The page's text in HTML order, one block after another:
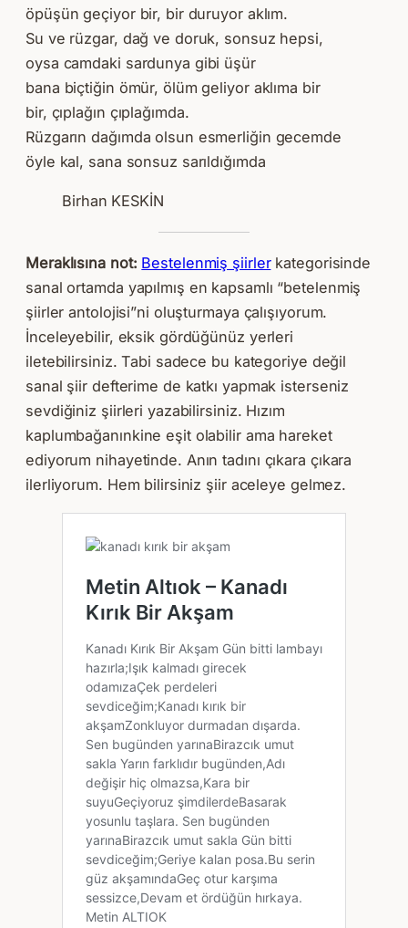
öpüşün geçiyor bir, bir duruyor aklım.
Su ve rüzgar, dağ ve doruk, sonsuz hepsi,
oysa camdaki sardunya gibi üşür
bana biçtiğin ömür, ölüm geliyor aklıma bir
bir, çıplağın çıplağımda.
Rüzgarın dağımda olsun esmerliğin gecemde
öyle kal, sana sonsuz sarıldığımda
Birhan KESKİN
Meraklısına not: Bestelenmiş şiirlerkategorisinde
sanal ortamda yapılmış en kapsamlı “betelenmiş
şiirler antolojisi”ni oluşturmaya çalışıyorum.
İnceleyebilir, eksik gördüğünüz yerleri
iletebilirsiniz. Tabi sadece bu kategoriye değil
sanal şiir defterime de katkı yapmak isterseniz
sevdiğiniz şiirleri yazabilirsiniz. Hızım
kaplumbağanınkine eşit olabilir ama hareket
ediyorum nihayetinde. Anın tadını çıkara çıkara
ilerliyorum. Hem bilirsiniz şiir aceleye gelmez.